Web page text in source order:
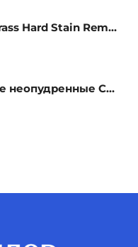
Пятновыводитель Grass Hard Stain Remover, 600мл
Перчатки виниловые неопудренные CTP-BS, размер S